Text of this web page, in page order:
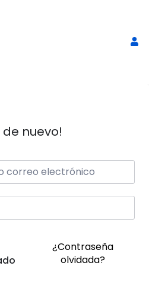
de nuevo!
¿Contraseña
olvidada?
diseño
+ AGREGAR